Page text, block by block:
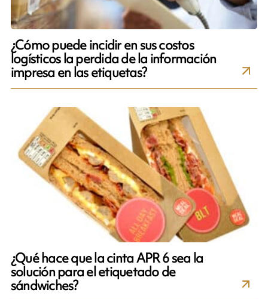
¿Cómo puede incidir en sus costos
logísticos la perdida de la información
impresa en las etiquetas?
¿Qué hace que la cinta APR 6 sea la
solución para el etiquetado de
sándwiches?